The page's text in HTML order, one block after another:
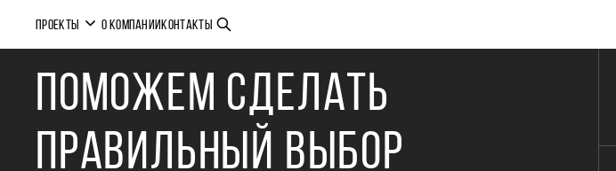
ПРОЕКТЫ О КОМПАНИИКОНТАКТЫ
ПОМОЖЕМ СДЕЛАТЬ
ПРАВИЛЬНЫЙ ВЫБОР